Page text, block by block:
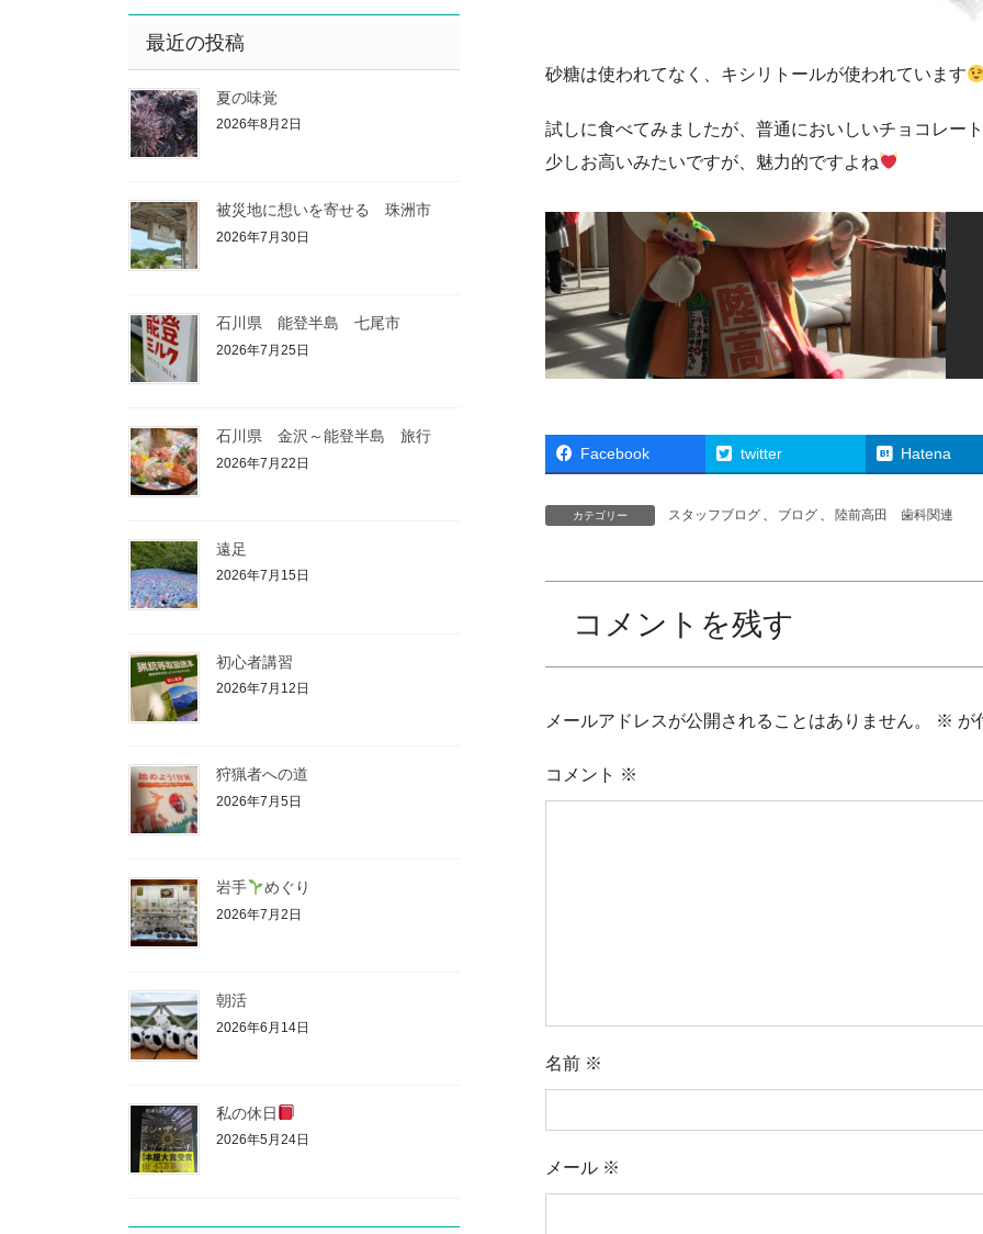
砂糖は使われてなく、キシリトールが使われています
試しに食べてみましたが、普通においしいチョコレー
少しお高いみたいですが、魅力的ですよね
Facebook twitter Hatena
カテゴリー スタッフブログ ブログ 陸前高田 歯科関連
コメントを残す
メールアドレスが公開されることはありません。 ※ が
コメント ※
名前 ※
メール ※
最近の投稿
夏の味覚
2026年8月2日
被災地に想いを寄せる 珠洲市
2026年7月30日
石川県 能登半島 七尾市
2026年7月25日
石川県 金沢～能登半島 旅行
2026年7月22日
遠足
2026年7月15日
初心者講習
2026年7月12日
狩猟者への道
2026年7月5日
岩手 めぐり
2026年7月2日
朝活
2026年6月14日
私の休日
2026年5月24日